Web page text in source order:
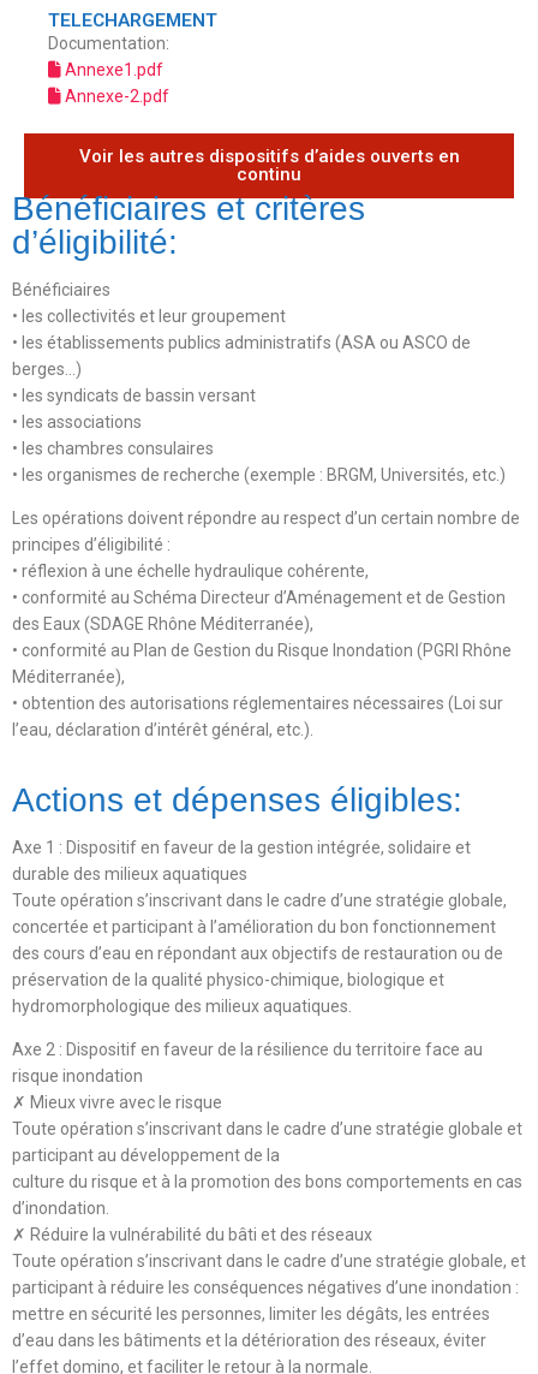
TELECHARGEMENT
Documentation:
Annexe1.pdf
Annexe-2.pdf
Voir les autres dispositifs d’aides ouverts en
continu
Bénéficiaires et critères
d’éligibilité:
Bénéficiaires
• les collectivités et leur groupement
• les établissements publics administratifs (ASA ou ASCO de
berges…)
• les syndicats de bassin versant
• les associations
• les chambres consulaires
• les organismes de recherche (exemple : BRGM, Universités, etc.)
Les opérations doivent répondre au respect d’un certain nombre de
principes d’éligibilité :
• réflexion à une échelle hydraulique cohérente,
• conformité au Schéma Directeur d’Aménagement et de Gestion
des Eaux (SDAGE Rhône Méditerranée),
• conformité au Plan de Gestion du Risque Inondation (PGRI Rhône
Méditerranée),
• obtention des autorisations réglementaires nécessaires (Loi sur
l’eau, déclaration d’intérêt général, etc.).
Actions et dépenses éligibles:
Axe 1 : Dispositif en faveur de la gestion intégrée, solidaire et
durable des milieux aquatiques
Toute opération s’inscrivant dans le cadre d’une stratégie globale,
concertée et participant à l’amélioration du bon fonctionnement
des cours d’eau en répondant aux objectifs de restauration ou de
préservation de la qualité physico-chimique, biologique et
hydromorphologique des milieux aquatiques.
Axe 2 : Dispositif en faveur de la résilience du territoire face au
risque inondation
✗ Mieux vivre avec le risque
Toute opération s’inscrivant dans le cadre d’une stratégie globale et
participant au développement de la
culture du risque et à la promotion des bons comportements en cas
d’inondation.
✗ Réduire la vulnérabilité du bâti et des réseaux
Toute opération s’inscrivant dans le cadre d’une stratégie globale, et
participant à réduire les conséquences négatives d’une inondation :
mettre en sécurité les personnes, limiter les dégâts, les entrées
d’eau dans les bâtiments et la détérioration des réseaux, éviter
l’effet domino, et faciliter le retour à la normale.